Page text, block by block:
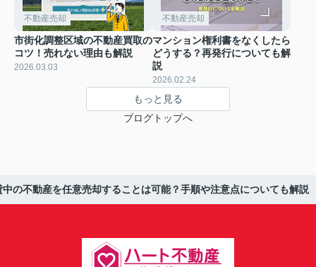
不動産売却
市街化調整区域の不動産買取の
コツ！売れない理由も解説
2026.03.03
不動産売却
マンション権利書をなくしたら
どうする？再発行についても解
説
2026.02.24
もっと見る
ブログトップへ
中の不動産を任意売却することは可能？手順や注意点についても解説